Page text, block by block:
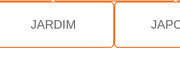
JARDIM